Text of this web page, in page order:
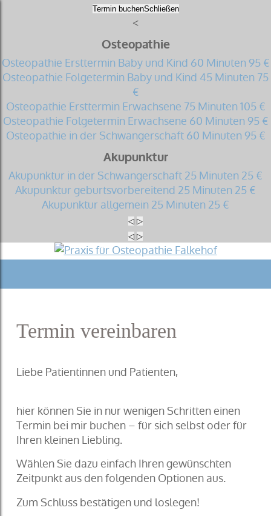
Termin buchenSchließen
<
Osteopathie
Osteopathie Ersttermin Baby und Kind 60 Minuten 95 €
Osteopathie Folgetermin Baby und Kind 45 Minuten 75
€
Osteopathie Ersttermin Erwachsene 75 Minuten 105 €
Osteopathie Folgetermin Erwachsene 60 Minuten 95 €
Osteopathie in der Schwangerschaft 60 Minuten 95 €
Akupunktur
Akupunktur in der Schwangerschaft 25 Minuten 25 €
Akupunktur geburtsvorbereitend 25 Minuten 25 €
Akupunktur allgemein 25 Minuten 25 €
◁ ▷
◁ ▷
Termin vereinbaren
Liebe Patientinnen und Patienten,
hier können Sie in nur wenigen Schritten einen
Termin bei mir buchen – für sich selbst oder für
Ihren kleinen Liebling.
Wählen Sie dazu einfach Ihren gewünschten
Zeitpunkt aus den folgenden Optionen aus.
Zum Schluss bestätigen und loslegen!